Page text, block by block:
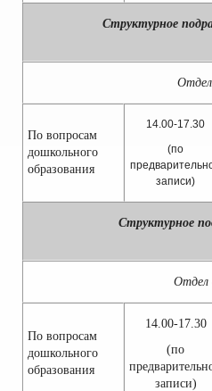
Структурное
Отдел
По вопросам
дошкольного
образования
14.00-17.30
(по
записи)
Структурное
Отдел
По вопросам
дошкольного
образования
14.00-17.30
(по
записи)